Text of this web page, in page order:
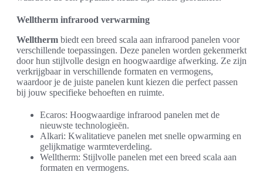
Welltherm infrarood verwarming
Welltherm biedt een breed scala aan infrarood panelen voor
verschillende toepassingen. Deze panelen worden gekenmerkt
door hun stijlvolle design en hoogwaardige afwerking. Ze zijn
verkrijgbaar in verschillende formaten en vermogens,
waardoor je de juiste panelen kunt kiezen die perfect passen
bij jouw specifieke behoeften en ruimte.
Ecaros: Hoogwaardige infrarood panelen met de
nieuwste technologieën.
Alkari: Kwalitatieve panelen met snelle opwarming en
gelijkmatige warmteverdeling.
Welltherm: Stijlvolle panelen met een breed scala aan
formaten en vermogens.